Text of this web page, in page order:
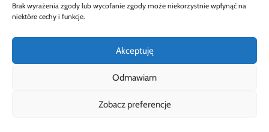
Brak wyrażenia zgody lub wycofanie zgody może niekorzystnie wpłynąć na
niektóre cechy i funkcje.
Akceptuję
Odmawiam
Zobacz preferencje
Słownik Pojęć Ubezpieczeniowych
prywatności